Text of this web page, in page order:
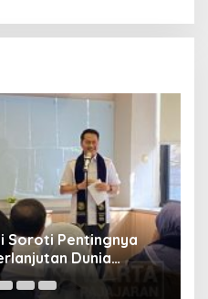
Soroti Pentingnya
Dunia